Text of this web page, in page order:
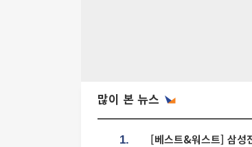
많이 본 뉴스
1. [베스트&워스트] 삼성